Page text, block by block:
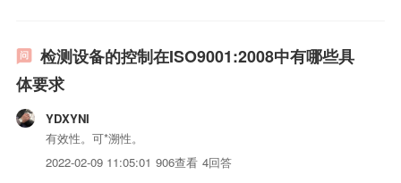
检测设备的控制在ISO9001:2008中有哪些具
体要求
YDXYNI
有效性。可*溯性。
2022-02-09 11:05:01 906查看 4回答